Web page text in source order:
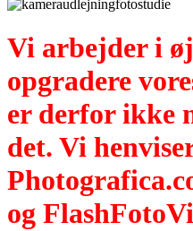
Vi arbejder i
opgradere
er derfor ikke
det. Vi
og